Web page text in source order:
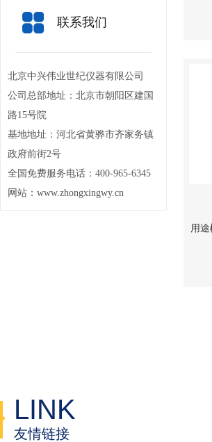
联系我们
北京中兴伟业世纪仪器有限公司
公司总部地址：北京市朝阳区建国
路15号院
基地地址：河北省黄骅市齐家务镇
政府前街2号
全国免费服务电话：400-965-6345
网站：www.zhongxingwy.cn
LINK
友情链接